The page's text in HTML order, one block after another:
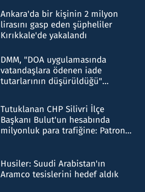
Ankara'da bir kişinin 2 milyon
lirasını gasp eden şüpheliler
Kırıkkale'de yakalandı
DMM, "DOA uygulamasında
vatandaşlara ödenen iade
tutarlarının düşürüldüğü"
Tutuklanan CHP Silivri İlçe
Başkanı Bulut'un hesabında
milyonluk para trafiğine: Patron
Husiler: Suudi Arabistan'ın
Aramco tesislerini hedef aldık